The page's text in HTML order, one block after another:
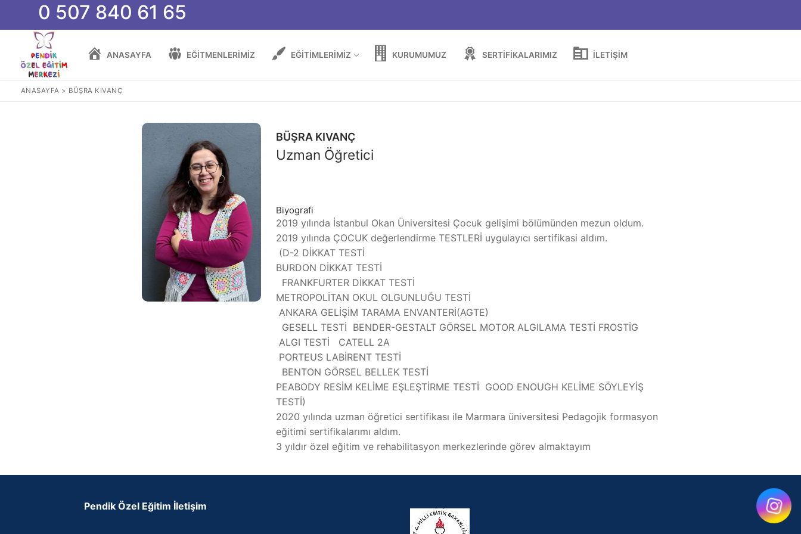
0 507 840 61 65
ANASAYFA EĞITMENLERIMIZ EĞITIMLERIMIZ KURUMUMUZ SERTIFIKALARIMIZ İLETIŞIM
ANASAYFA > BÜŞRA KIVANÇ
BÜŞRA KIVANÇ
Uzman Öğretici
Biyografi
2019 yılında İstanbul Okan Üniversitesi Çocuk gelişimi bölümünden mezun oldum.
2019 yılında ÇOCUK değerlendirme TESTLERİ uygulayıcı sertifikasi aldım.
(D-2 DİKKAT TESTİ
BURDON DİKKAT TESTİ
FRANKFURTER DİKKAT TESTİ
METROPOLİTAN OKUL OLGUNLUĞU TESTİ
ANKARA GELİŞİM TARAMA ENVANTERİ(AGTE)
GESELL TESTİ BENDER-GESTALT GÖRSEL MOTOR ALGILAMA TESTİ FROSTİG
ALGI TESTİ CATELL 2A
PORTEUS LABİRENT TESTİ
BENTON GÖRSEL BELLEK TESTİ
PEABODY RESİM KELİME EŞLEŞTİRME TESTİ GOOD ENOUGH KELİME SÖYLEYİŞ
TESTİ)
2020 yılında uzman öğretici sertifikası ile Marmara üniversitesi Pedagojik formasyon
eğitimi sertifikalarımı aldım.
3 yıldır özel eğitim ve rehabilitasyon merkezlerinde görev almaktayım
Pendik Özel Eğitim İletişim